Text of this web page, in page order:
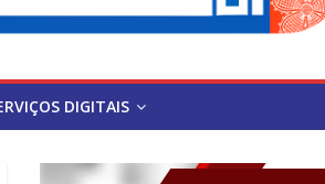
DIGITAIS